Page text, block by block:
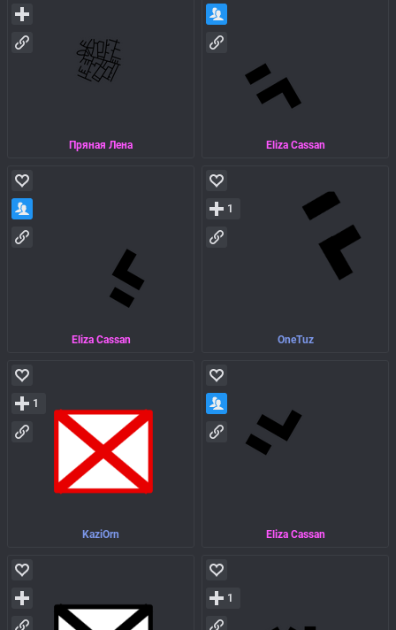
Пряная Лена Eliza Cassan
Eliza Cassan OneTuz
1
KaziOrn
1
Eliza Cassan
1